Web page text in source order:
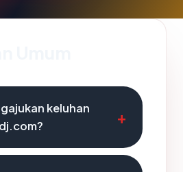
keluhan